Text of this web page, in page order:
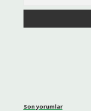
Son yorumlar